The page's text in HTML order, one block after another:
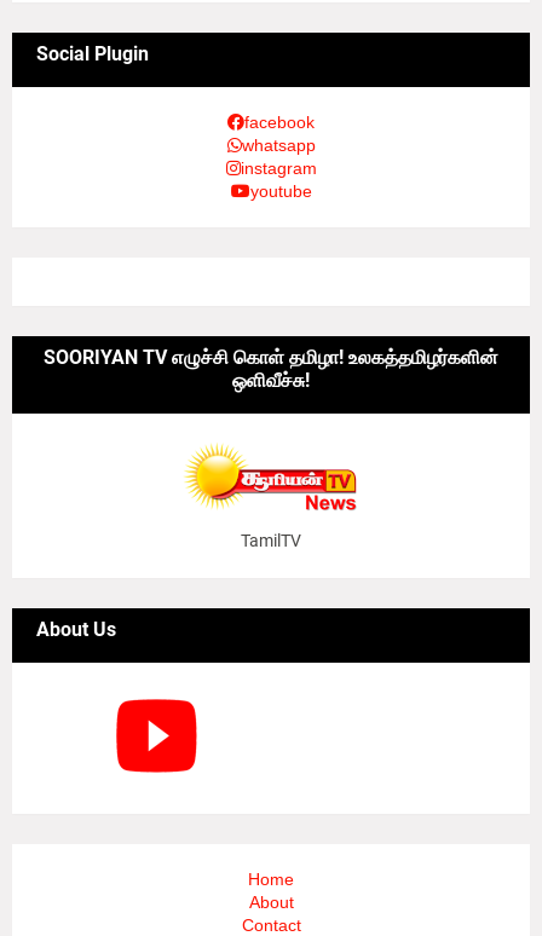
Social Plugin
facebook
whatsapp
instagram
youtube
SOORIYAN TV எழுச்சி கொள் தமிழா! உலகத்தமிழர்களின்
ஒளிவீச்சு!
TamilTV
About Us
Home
About
Contact